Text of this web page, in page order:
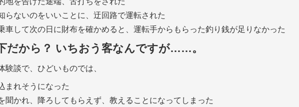
らないのをいいことに、迂回路で運転された
車して次の日に財布を確かめると、運転手からもらった釣り銭が足りなかった
だから？ いちおう客なんですが……。
験談で、ひどいものでは、
まれそうになった
聞かれ、降ろしてもらえず、教えることになってしまった